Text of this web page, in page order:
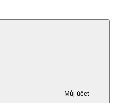
Můj účet